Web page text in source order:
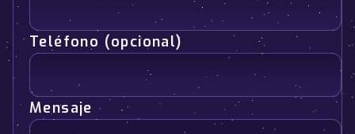
Teléfono (opcional)
Mensaje